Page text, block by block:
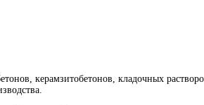
керамзитобетонов, кладочных